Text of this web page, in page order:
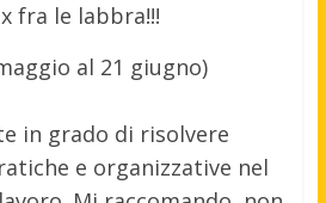
fra le labbra!!!
al 21 giugno)
in grado di risolvere
e organizzative nel